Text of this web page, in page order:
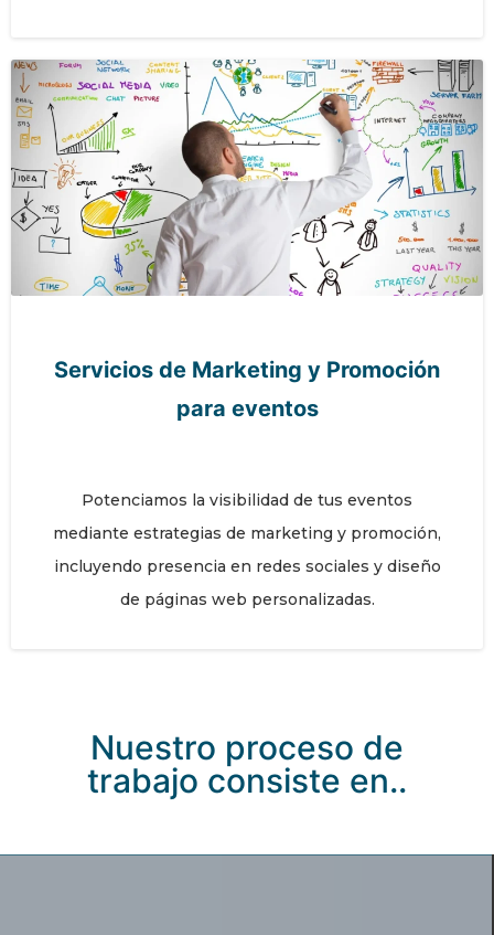
Servicios de Marketing y Promoción
para eventos
Potenciamos la visibilidad de tus eventos
mediante estrategias de marketing y promoción,
incluyendo presencia en redes sociales y diseño
de páginas web personalizadas.
Nuestro proceso de
trabajo consiste en..